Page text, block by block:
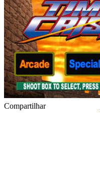
Compartilhar